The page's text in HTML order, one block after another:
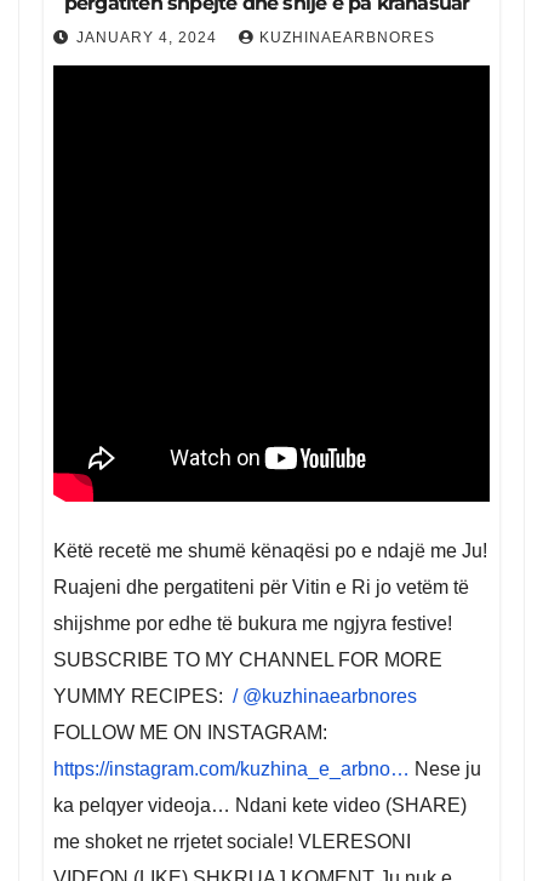
JANUARY 4, 2024 KUZHINAEARBNORES
Këtë recetë me shumë kënaqësi po e ndajë me Ju!
Ruajeni dhe pergatiteni për Vitin e Ri jo vetëm të
shijshme por edhe të bukura me ngjyra festive!
SUBSCRIBE TO MY CHANNEL FOR MORE
YUMMY RECIPES: / @kuzhinaearbnores
FOLLOW ME ON INSTAGRAM:
https://instagram.com/kuzhina_e_arbno… Nese ju
ka pelqyer videoja… Ndani kete video (SHARE)
me shoket ne rrjetet sociale! VLERESONI